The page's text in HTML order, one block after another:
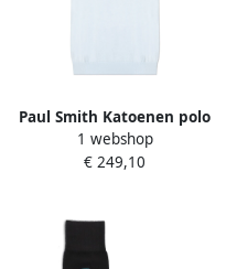
Paul Smith Katoenen polo
Blue Heren
1 webshop
€ 249,10